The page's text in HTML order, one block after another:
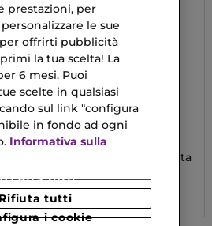
CATRICE
SKIN LIKE
Crema Idratante Colorata
4,99 €
prestazioni, per
le sue
offrirti pubblicità
la tua scelta! La
6 mesi. Puoi
scelte in qualsiasi
sul link "configura
in fondo ad ogni
Informativa sulla
i cookie
Rifiuta tutti
tutti